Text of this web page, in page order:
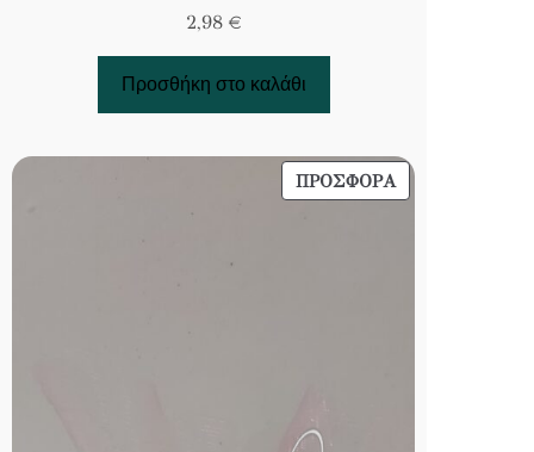
2,98 €
Προσθήκη στο καλάθι
ΠΡΟΣΦΟΡΆΠΡΟΪΌΝ